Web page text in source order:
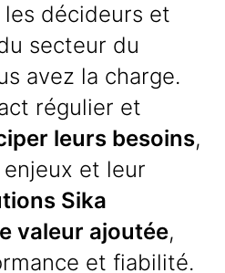
décideurs et
secteur du
avez la charge.
régulier et
leurs besoins,
et leur
Sika
valeur ajoutée,
et fiabilité.